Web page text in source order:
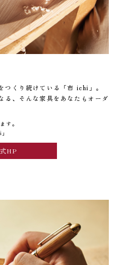
つくり続けている「市 ichi」。
る、そんな家具をあなたもオーダ
す。
HP